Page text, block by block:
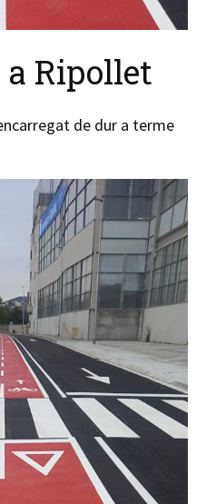
Ripollet
de dur a terme